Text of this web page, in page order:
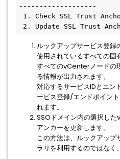
-------------------
1. Check SSL Trust
2. Update SSL Trust
ルックアップサービス登録
使用されているすべての固
すべてのvCenterノードの
る情報が出力されます。
対応するサービスIDとエン
ービス登録/エンドポイン
れます。
SSOドメイン内の選択し
アンカーを更新します。
この方法は、ルックアッ
ラリを利用するのではなく